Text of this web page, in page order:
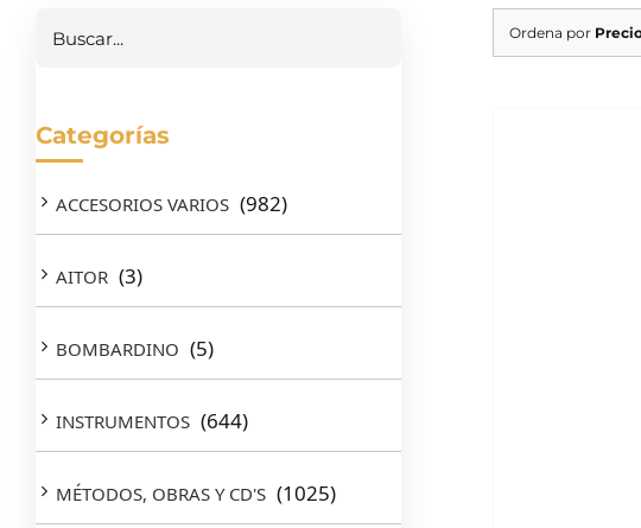
Ordena por
Categorías
ACCESORIOS VARIOS (982)
AITOR (3)
BOMBARDINO (5)
INSTRUMENTOS (644)
MÉTODOS, OBRAS Y CD'S (1025)